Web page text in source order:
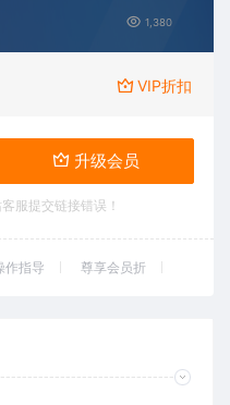
1,380
VIP折扣
升级会员
服提交链接错误！
作指导 尊享会员折